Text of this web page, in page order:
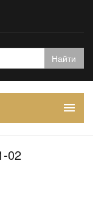
02